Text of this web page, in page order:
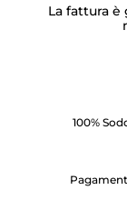
La fattura
100%